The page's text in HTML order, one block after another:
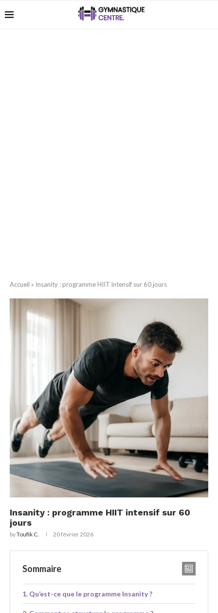
Accueil » Insanity : programme HIIT intensif sur 60 jours
Insanity : programme HIIT intensif sur 60
jours
byToufik C. 20 février 2026
Sommaire
Qu’est-ce que le programme Insanity ?